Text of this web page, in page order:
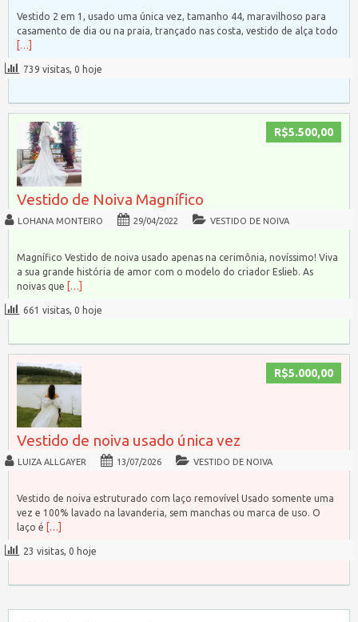
Vestido 2 em 1, usado uma única vez, tamanho 44, maravilhoso para
casamento de dia ou na praia, trançado nas costa, vestido de alça todo
[…]
739 visitas, 0 hoje
R$5.500,00
Vestido de Noiva Magnífico
LOHANA MONTEIRO 29/04/2022 VESTIDO DE NOIVA
Magnífico Vestido de noiva usado apenas na cerimônia, novíssimo! Viva
a sua grande história de amor com o modelo do criador Eslieb. As
noivas que
[…]
661 visitas, 0 hoje
R$5.000,00
Vestido de noiva usado única vez
LUIZA ALLGAYER 13/07/2026 VESTIDO DE NOIVA
Vestido de noiva estruturado com laço removível Usado somente uma
vez e 100% lavado na lavanderia, sem manchas ou marca de uso. O
laço é
[…]
23 visitas, 0 hoje